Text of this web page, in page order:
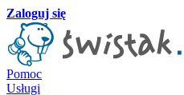
Zaloguj się
Pomoc
Usługi